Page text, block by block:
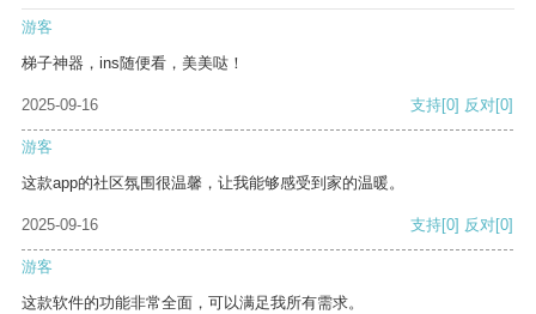
游客
梯子神器，ins随便看，美美哒！
2025-09-16 支持[0] 反对[0]
游客
这款app的社区氛围很温馨，让我能够感受到家的温暖。
2025-09-16 支持[0] 反对[0]
游客
这款软件的功能非常全面，可以满足我所有需求。